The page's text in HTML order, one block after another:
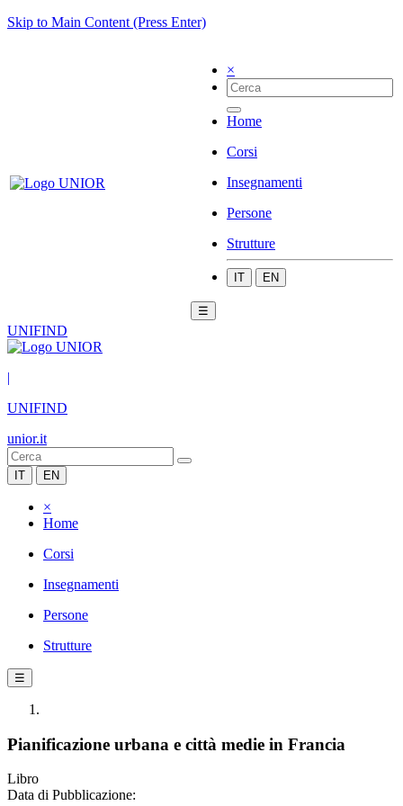
Skip to Main Content (Press Enter)
×
Home
Corsi
Insegnamenti
Persone
Strutture
IT EN
☰
UNIFIND
|
UNIFIND
unior.it
IT EN
×
Home
Corsi
Insegnamenti
Persone
Strutture
☰
Pianificazione urbana e città medie in Francia
Libro
Data di Pubblicazione: